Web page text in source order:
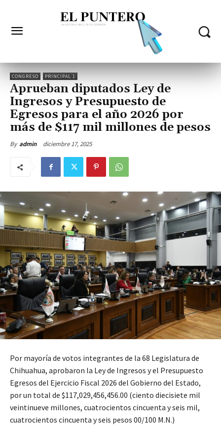
CONGRESO PRINCIPAL 1
Aprueban diputados Ley de
Ingresos y Presupuesto de
Egresos para el año 2026 por
más de $117 mil millones de pesos
By admin diciembre 17, 2025
Por mayoría de votos integrantes de la 68 Legislatura de
Chihuahua, aprobaron la Ley de Ingresos y el Presupuesto
Egresos del Ejercicio Fiscal 2026 del Gobierno del Estado,
por un total de $117,029,456,456.00 (ciento diecisiete mil
veintinueve millones, cuatrocientos cincuenta y seis mil,
cuatrocientos cincuenta y seis pesos 00/100 M.N.)